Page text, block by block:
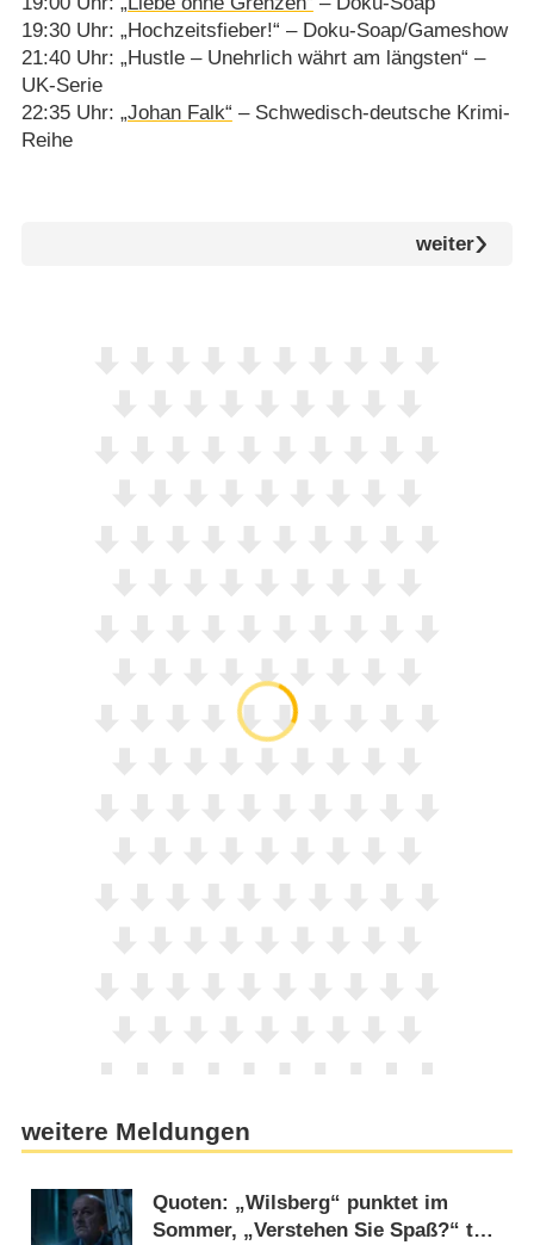
19:30 Uhr: „Hochzeitsfieber!“ – Doku-Soap/​Gameshow
21:40 Uhr: „Hustle – Unehrlich währt am längsten“ –
UK-Serie
22:35 Uhr: „Johan Falk“ – Schwedisch-deutsche Krimi-
Reihe
weiter
weitere Meldungen
Quoten: „Wilsberg“ punktet im
Sommer, „Verstehen Sie Spaß?“ tut